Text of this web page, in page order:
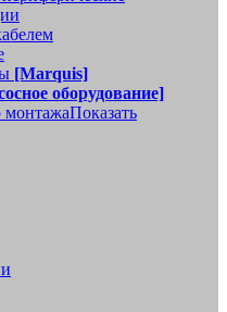
[Marquis]
оборудование]
монтажаПоказать